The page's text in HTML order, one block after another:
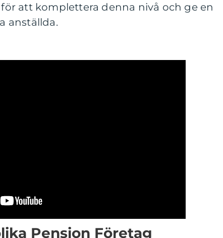
att komplettera denna nivå och ge en
anställda.
Pension Företag